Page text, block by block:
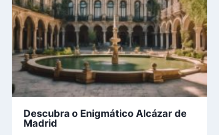
Descubra o Enigmático Alcázar de
Madrid